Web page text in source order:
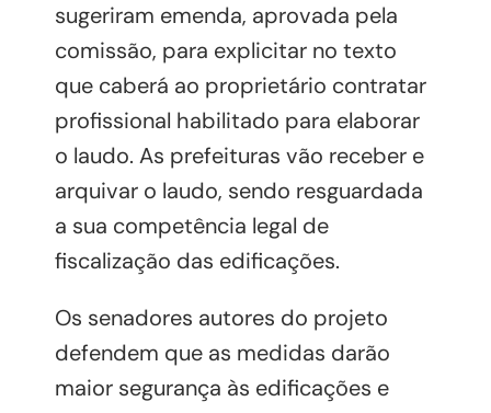
sugeriram emenda, aprovada pela
comissão, para explicitar no texto
que caberá ao proprietário contratar
profissional habilitado para elaborar
o laudo. As prefeituras vão receber e
arquivar o laudo, sendo resguardada
a sua competência legal de
fiscalização das edificações.
Os senadores autores do projeto
defendem que as medidas darão
maior segurança às edificações e